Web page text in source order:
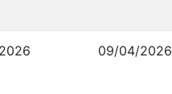
2026 09/04/2026